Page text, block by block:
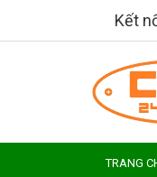
Kết
TRANG